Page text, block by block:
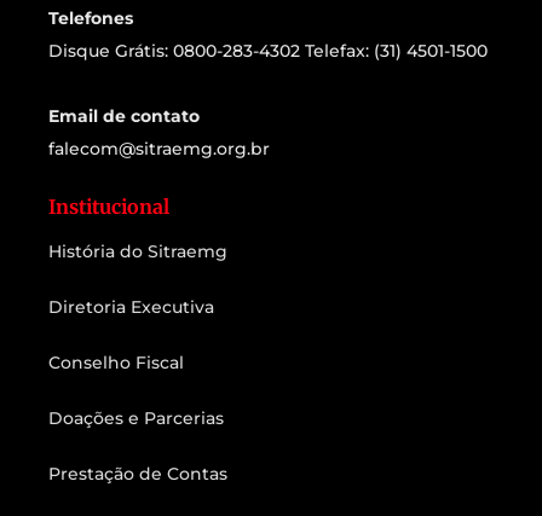
Telefones
Disque Grátis: 0800-283-4302 Telefax: (31) 4501-1500
Email de contato
falecom@sitraemg.org.br
Institucional
História do Sitraemg
Diretoria Executiva
Conselho Fiscal
Doações e Parcerias
Prestação de Contas